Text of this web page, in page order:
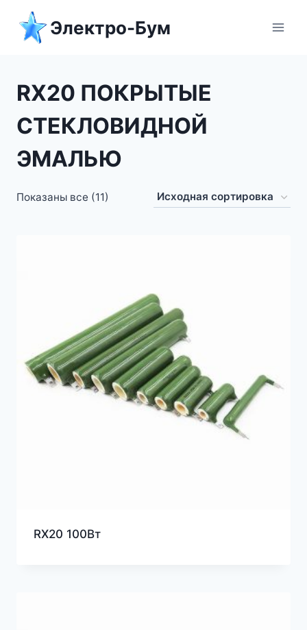
Перейти
содержимому
Электро-Бум
RX20 ПОКРЫТЫЕ
СТЕКЛОВИДНОЙ
ЭМАЛЬЮ
Показаны все (11)
RX20 100Вт